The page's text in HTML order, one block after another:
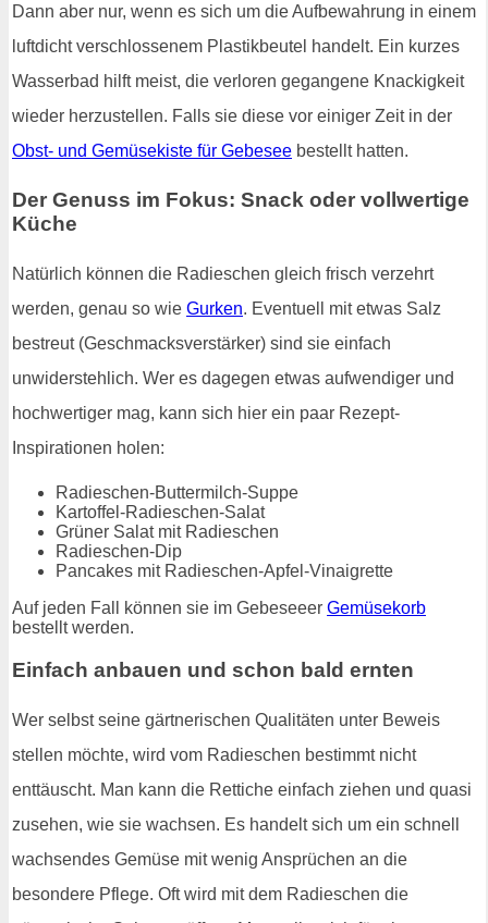
Dann aber nur, wenn es sich um die Aufbewahrung in einem
luftdicht verschlossenem Plastikbeutel handelt. Ein kurzes
Wasserbad hilft meist, die verloren gegangene Knackigkeit
wieder herzustellen. Falls sie diese vor einiger Zeit in der
Obst- und Gemüsekiste für Gebesee bestellt hatten.
Der Genuss im Fokus: Snack oder vollwertige
Küche
Natürlich können die Radieschen gleich frisch verzehrt
werden, genau so wie Gurken. Eventuell mit etwas Salz
bestreut (Geschmacksverstärker) sind sie einfach
unwiderstehlich. Wer es dagegen etwas aufwendiger und
hochwertiger mag, kann sich hier ein paar Rezept-
Inspirationen holen:
Radieschen-Buttermilch-Suppe
Kartoffel-Radieschen-Salat
Grüner Salat mit Radieschen
Radieschen-Dip
Pancakes mit Radieschen-Apfel-Vinaigrette
Auf jeden Fall können sie im Gebeseeer Gemüsekorb
bestellt werden.
Einfach anbauen und schon bald ernten
Wer selbst seine gärtnerischen Qualitäten unter Beweis
stellen möchte, wird vom Radieschen bestimmt nicht
enttäuscht. Man kann die Rettiche einfach ziehen und quasi
zusehen, wie sie wachsen. Es handelt sich um ein schnell
wachsendes Gemüse mit wenig Ansprüchen an die
besondere Pflege. Oft wird mit dem Radieschen die